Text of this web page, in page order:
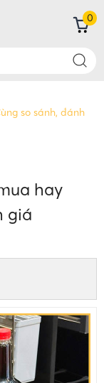
0
so sánh, đánh
hay
giá